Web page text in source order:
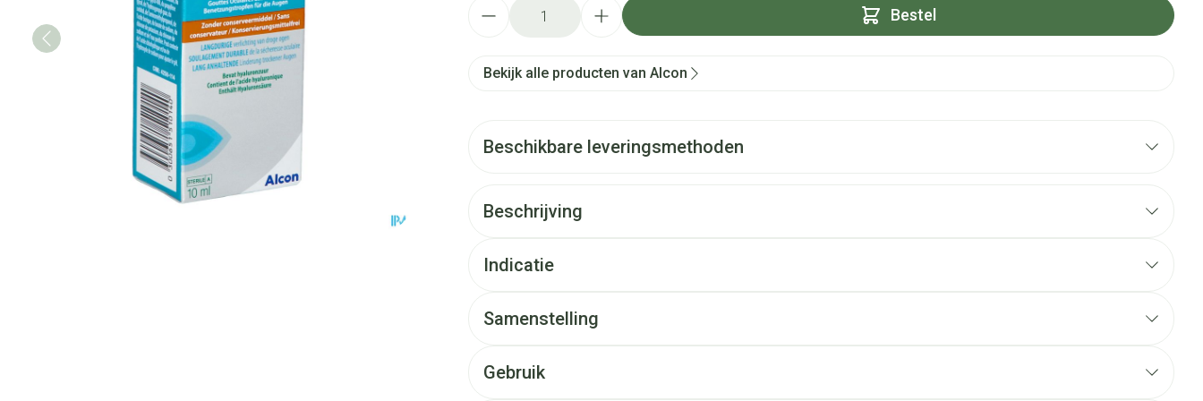
Bestel
Bekijk alle producten van Alcon
Beschikbare leveringsmethoden
Beschrijving
Indicatie
Samenstelling
Gebruik